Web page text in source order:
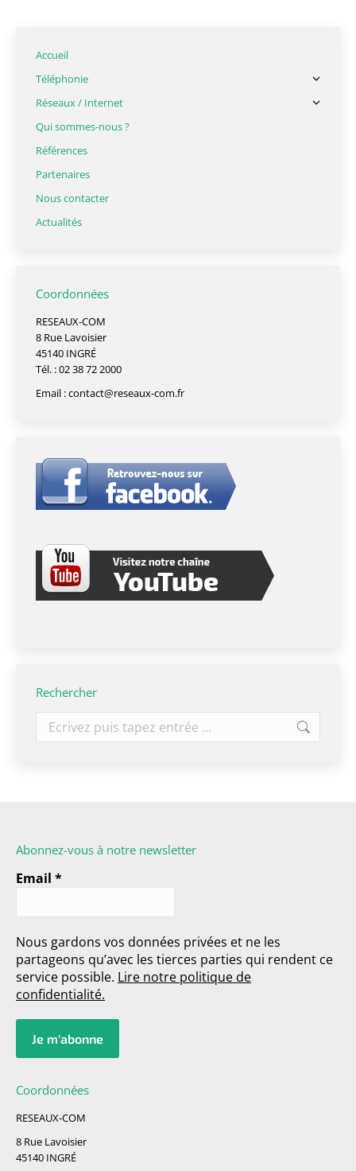
Accueil
Téléphonie
Réseaux / Internet
Qui sommes-nous ?
Références
Partenaires
Nous contacter
Actualités
Coordonnées
RESEAUX-COM
8 Rue Lavoisier
45140 INGRÉ
Tél. : 02 38 72 2000
Email :contact@reseaux-com.fr
Rechercher
Abonnez-vous à notre newsletter
Email *
Nous gardons vos données privées et ne les
partageons qu’avec les tierces parties qui rendent ce
service possible. Lire notre politique de
confidentialité.
Coordonnées
RESEAUX-COM
8 Rue Lavoisier
45140 INGRÉ